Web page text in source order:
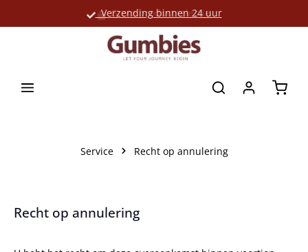
Verzending binnen 24 uur
Grote productselectie
Service Recht op annulering
Recht op annulering